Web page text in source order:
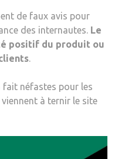
de faux avis pour
des internautes. Le
positif du produit ou
.
néfastes pour les
à ternir le site